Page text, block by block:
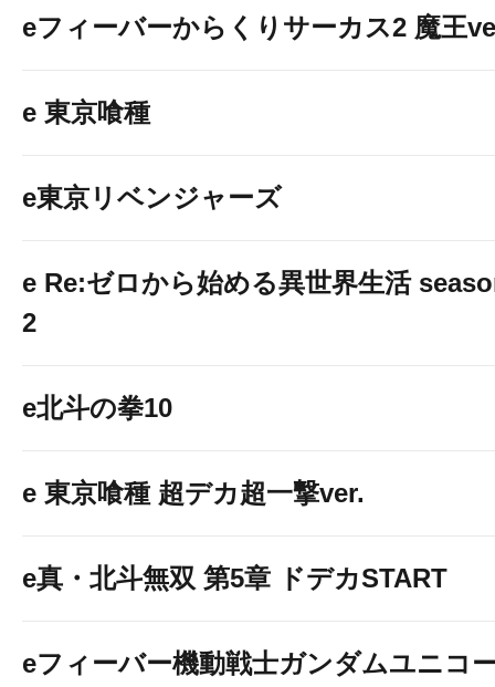
eフィーバーからくりサーカス2 魔王
e 東京喰種
e東京リベンジャーズ
e Re:ゼロから始める異世界生活
2
e北斗の拳10
e 東京喰種 超デカ超一撃ver.
e真・北斗無双 第5章 ドデカSTART
eフィーバー機動戦士ガンダムユニコ